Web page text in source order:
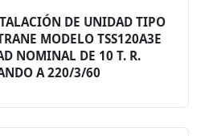
DE UNIDAD TIPO
MODELO TSS120A3E
NOMINAL DE 10 T. R.
A 220/3/60